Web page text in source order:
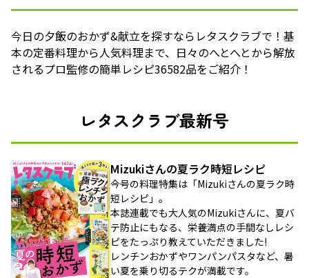
今日の夕飯のおかず&献立を探すならレタスクラブで！基
本の定番料理から人気料理まで、日々のへとへとから解放
されるプロ監修の簡単レシピ36582品をご紹介！
レタスクラブ最新号
Mizukiさんの夏ラク時短レシピ
今号の料理特集は「Mizukiさんの夏ラク時
短レシピ」。
本誌連載でも大人気のMizukiさんに、夏バ
テ防止にもなる、栄養満点の手間なしレシ
ピをたっぷり教えていただきました!
レンチンおかずやワンパンパスタなど、暑
い夏を乗り切るテクが満載です。